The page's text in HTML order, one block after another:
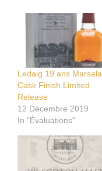
Ledaig 19 ans Marsala
Cask Finish Limited
Release
12 Décembre 2019
In "Évaluations"